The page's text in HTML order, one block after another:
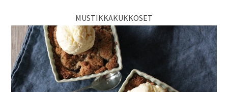
MUSTIKKAKUKKOSET